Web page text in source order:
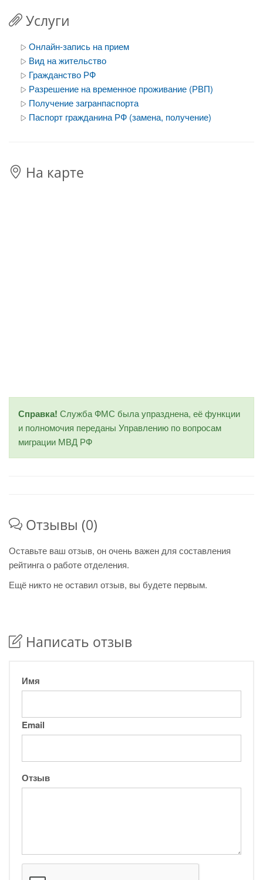
Услуги
Онлайн-запись на прием
Вид на жительство
Гражданство РФ
Разрешение на временное проживание (РВП)
Получение загранпаспорта
Паспорт гражданина РФ (замена, получение)
На карте
Справка! Служба ФМС была упразднена, её функции
и полномочия переданы Управлению по вопросам
миграции МВД РФ
Отзывы (0)
Оставьте ваш отзыв, он очень важен для составления
рейтинга о работе отделения.
Ещё никто не оставил отзыв, вы будете первым.
Написать отзыв
Имя
Email
Отзыв